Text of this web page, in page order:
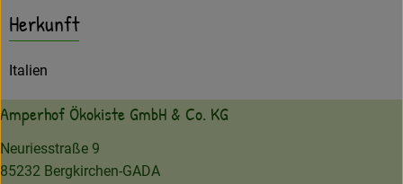
Herkunft
Italien
Amperhof Ökokiste GmbH & Co. KG
Neuriesstraße 9
85232 Bergkirchen-GADA